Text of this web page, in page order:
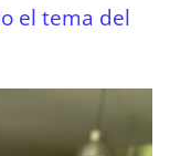
el tema del